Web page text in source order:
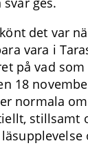
det var
vara i
på vad
18
normala
stillsamt